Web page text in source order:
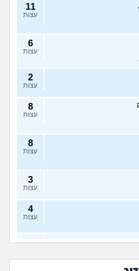
11
עצות
6
עצות
2
עצות
8
עצות
8
עצות
3
עצות
4
עצות
6
האם להתגרש בשביל
ריגוש?
הוא התאהב בבחורה